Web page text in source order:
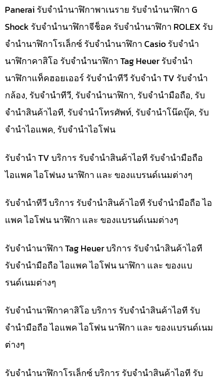
Panerai รับจำนำนาฬิกาพาเนราย รับจำนำนาฬิกา G
Shock รับจำนำนาฬิกาจีช็อค รับจำนำนาฬิกา ROLEX รับ
จำนำนาฬิกาโรเล็กซ์ รับจำนำนาฬิกา Casio รับจำนำ
นาฬิกาคาสิโอ รับจำนำนาฬิกา Tag Heuer รับจำนำ
นาฬิกาแท็คฮอยเออร์ รับจำนำทีวี รับจำนำ TV รับจำนำ
กล้อง, รับจำนำทีวี, รับจำนำนาฬิกา, รับจำนำมือถือ, รับ
จำนำสินค้าไอที, รับจำนำโทรศัพท์, รับจำนำโน๊ดบุ๊ค, รับ
จำนำไอแพค, รับจำนำไอโฟน
รับจำนำ TV บริการ รับจำนำสินค้าไอที รับจำนำมือถือ
ไอแพค ไอโฟนง นาฬิกา และ ของแบรนด์เนมต่างๆ
รับจำนำทีวี บริการ รับจำนำสินค้าไอที รับจำนำมือถือ ไอ
แพค ไอโฟน นาฬิกา และ ของแบรนด์เนมต่างๆ
รับจำนำนาฬิกา Tag Heuer บริการ รับจำนำสินค้าไอที
รับจำนำมือถือ ไอแพค ไอโฟน นาฬิกา และ ของแบ
รนด์เนมต่างๆ
รับจำนำนาฬิกาคาสิโอ บริการ รับจำนำสินค้าไอที รับ
จำนำมือถือ ไอแพค ไอโฟน นาฬิกา และ ของแบรนด์เนม
ต่างๆ
รับจำนำนาฬิกาโรเล็กซ์ บริการ รับจำนำสินค้าไอที รับ